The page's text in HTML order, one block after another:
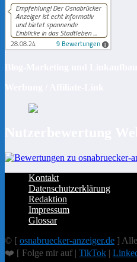
Kontakt
Datenschutzerklärung
Redaktion
Impressum
Glossar
© [ osnabruecker-anzeiger.de ]
❤️ [ Folge mir auf | TikTok |